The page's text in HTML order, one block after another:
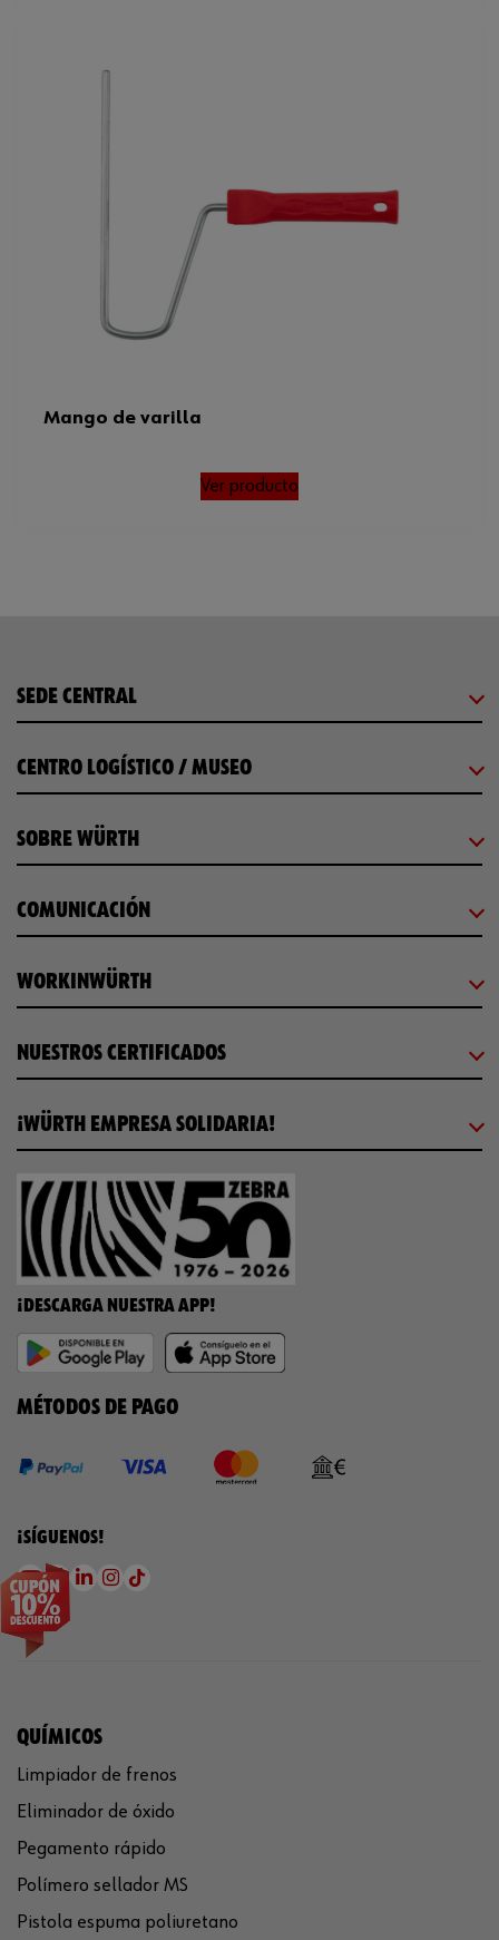
Mango de varilla
Ver producto
SEDE CENTRAL
CENTRO LOGÍSTICO / MUSEO
SOBRE WÜRTH
COMUNICACIÓN
WORKINWÜRTH
NUESTROS CERTIFICADOS
¡WÜRTH EMPRESA SOLIDARIA!
¡DESCARGA NUESTRA APP!
MÉTODOS DE PAGO
¡SÍGUENOS!
QUÍMICOS
Limpiador de frenos
Eliminador de óxido
Pegamento rápido
Polímero sellador MS
Pistola espuma poliuretano